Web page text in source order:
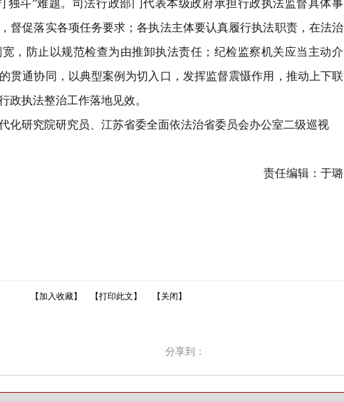
独斗”难题。司法行政部门代表本级政府承担行政执法监督具体事
督促落实各项任务要求；各执法主体要认真履行执法职责，在法治
，防止以规范检查为由推卸执法责任；纪检监察机关应当主动介
贯通协同，以典型案例为切入口，发挥监督震慑作用，推动上下联
政执法整治工作落地见效。
化研究院研究员、江苏省委全面依法治省委员会办公室二级巡视
责任编辑：于璐
【加入收藏】 【打印此文】 【关闭】
分享到：